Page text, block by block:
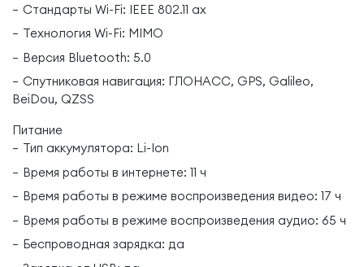
Стандарты Wi-Fi: IEEE 802.11 ax
Технология Wi-Fi: MIMO
Версия Bluetooth: 5.0
Спутниковая навигация: ГЛОНАСС, GPS, Galileo,
BeiDou, QZSS
Питание
Тип аккумулятора: Li-Ion
Время работы в интернете: 11 ч
Время работы в режиме воспроизведения видео: 17 ч
Время работы в режиме воспроизведения аудио: 65 ч
Беспроводная зарядка: да